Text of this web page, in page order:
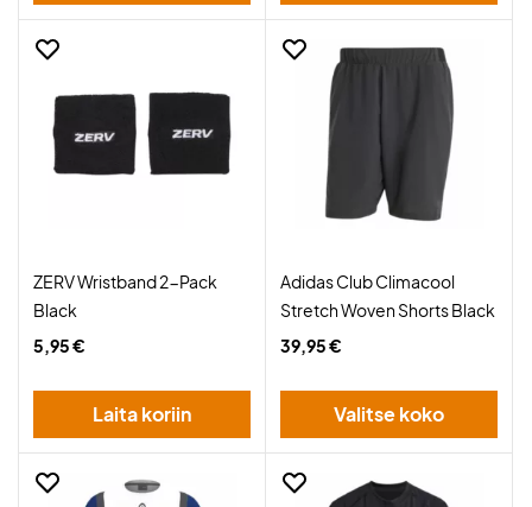
ZERV Wristband 2-Pack
Black
5,95 €
Laita koriin
Adidas Club Climacool
Stretch Woven Shorts Black
39,95 €
Valitse koko